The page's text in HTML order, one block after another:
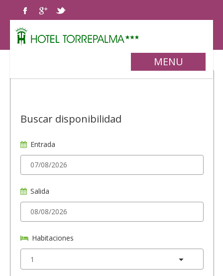
MENU
Buscar disponibilidad
Entrada
Salida
Habitaciones